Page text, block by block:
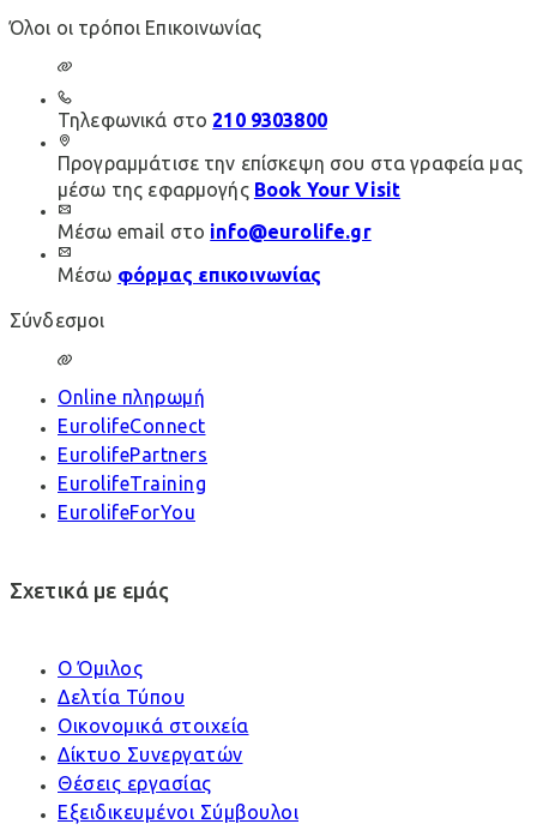
Όλοι οι τρόποι Επικοινωνίας
Τηλεφωνικά στο 210 9303800
Προγραμμάτισε την επίσκεψη σου στα γραφεία μας
μέσω της εφαρμογής Book Your Visit
Μέσω email στο info@eurolife.gr
Μέσω φόρμας επικοινωνίας
Σύνδεσμοι
Online πληρωμή
EurolifeConnect
EurolifePartners
EurolifeTraining
EurolifeForYou
Σχετικά με εμάς
Ο Όμιλος
Δελτία Τύπου
Οικονομικά στοιχεία
Δίκτυο Συνεργατών
Θέσεις εργασίας
Εξειδικευμένοι Σύμβουλοι